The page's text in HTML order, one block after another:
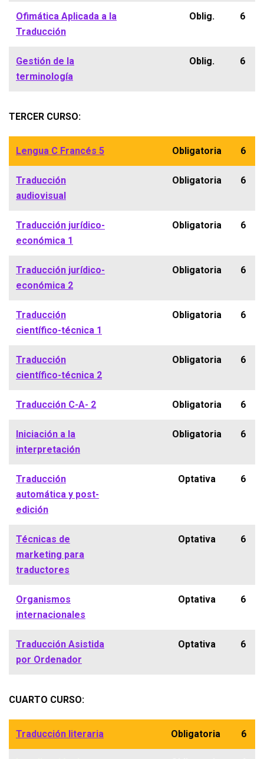
Ofimática Aplicada a la
Traducción
Oblig. 6
Gestión de la
terminología
Oblig. 6
TERCER CURSO:
Lengua C Francés 5 Obligatoria 6
Traducción
audiovisual
Obligatoria 6
Traducción jurídico-
económica 1
Obligatoria 6
Traducción jurídico-
económica 2
Obligatoria 6
Traducción
científico-técnica 1
Obligatoria 6
Traducción
científico-técnica 2
Obligatoria 6
Traducción C-A- 2 Obligatoria 6
Iniciación a la
interpretación
Obligatoria 6
Traducción
automática y post-
edición
Optativa 6
Técnicas de
marketing para
traductores
Optativa 6
Organismos
internacionales
Optativa 6
Traducción Asistida
por Ordenador
Optativa 6
CUARTO CURSO:
Traducción literaria Obligatoria 6